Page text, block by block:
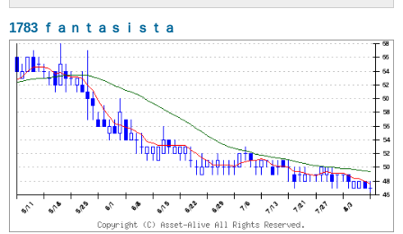
1783 ｆａｎｔａｓｉｓｔａ